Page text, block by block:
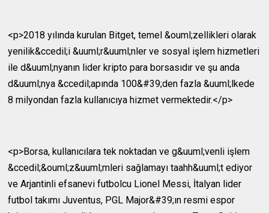
<p>2018 yılında kurulan Bitget, temel &ouml;zellikleri olarak
yenilik&ccedil;i &uuml;r&uuml;nler ve sosyal işlem hizmetleri
ile d&uuml;nyanın lider kripto para borsasıdır ve şu anda
d&uuml;nya &ccedil;apında 100&#39;den fazla &uuml;lkede
8 milyondan fazla kullanıcıya hizmet vermektedir.</p>
<p>Borsa, kullanıcılara tek noktadan ve g&uuml;venli işlem
&ccedil;&ouml;z&uuml;mleri sağlamayı taahh&uuml;t ediyor
ve Arjantinli efsanevi futbolcu Lionel Messi, İtalyan lider
futbol takımı Juventus, PGL Major&#39;ın resmi espor